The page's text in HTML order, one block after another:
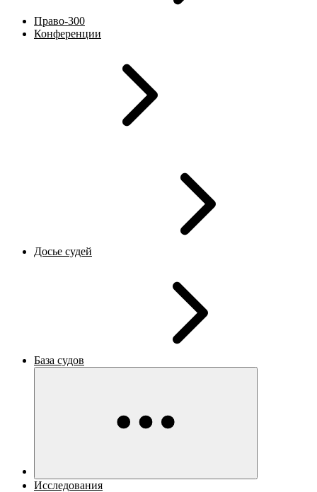
Право-300
Конференции
Досье судей
База судов
Исследования